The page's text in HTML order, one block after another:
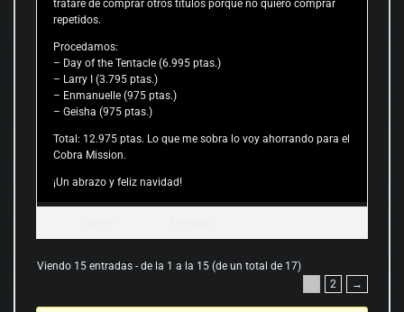
trataré de comprar otros títulos porque no quiero comprar
repetidos.
Procedamos:
– Day of the Tentacle (6.995 ptas.)
– Larry I (3.795 ptas.)
– Enmanuelle (975 ptas.)
– Geisha (975 ptas.)
Total: 12.975 ptas. Lo que me sobra lo voy ahorrando para el
Cobra Mission.
¡Un abrazo y feliz navidad!
Viendo 15 entradas - de la 1 a la 15 (de un total de 17)
2 →